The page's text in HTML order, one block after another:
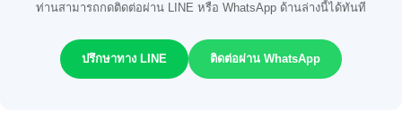
ท่านสามารถกดติดต่อผ่าน LINE หรือ WhatsApp ด้านล่างนี้ได้ทันที
ปรึกษาทาง LINE ติดต่อผ่าน WhatsApp